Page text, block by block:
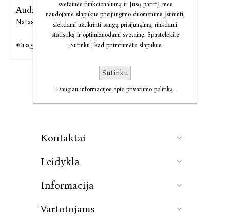
Audio Aš, Mona Liza
Natasha Solomons
€10,58
Kontaktai
Leidykla
Informacija
Vartotojams
svetainės funkcionalumą ir Jūsų patirtį, mes
naudojame slapukus prisijungimo duomenims įsiminti,
siekdami užtikrinti saugų prisijungimą, rinkdami
statistiką ir optimizuodami svetainę. Spustelėkite
„Sutinku“, kad priimtumėte slapukus.
Sutinku
Daugiau informacijos apie privatumo politiką.